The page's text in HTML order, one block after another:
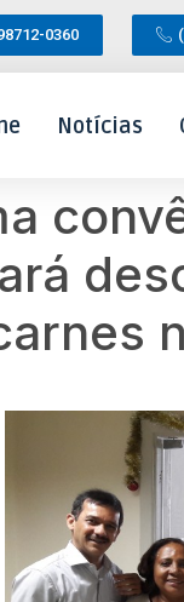
0360
Notícias